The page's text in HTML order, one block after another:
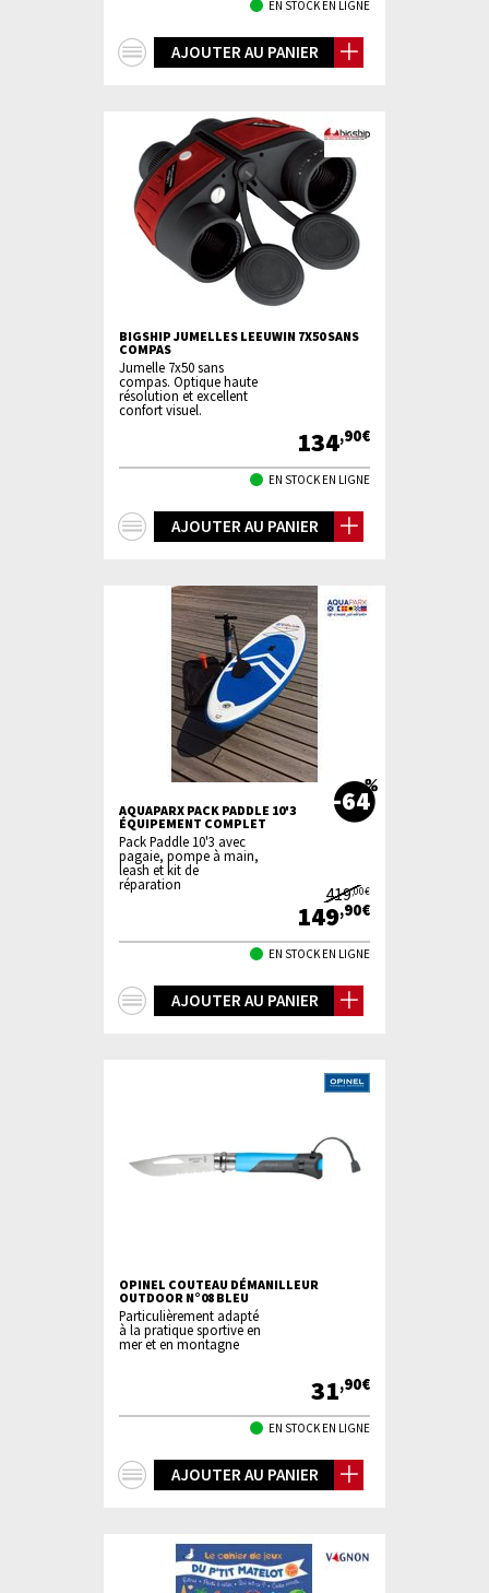
EN STOCK EN LIGNE
AJOUTER AU PANIER
BIGSHIP JUMELLES LEEUWIN 7X50 SANS
COMPAS
Jumelle 7x50 sans
compas. Optique haute
résolution et excellent
confort visuel.
134,90€
EN STOCK EN LIGNE
AJOUTER AU PANIER
AQUAPARX PACK PADDLE 10'3
ÉQUIPEMENT COMPLET
-64
Pack Paddle 10'3 avec
pagaie, pompe à main,
leash et kit de
réparation
419,00€
149,90€
EN STOCK EN LIGNE
AJOUTER AU PANIER
OPINEL COUTEAU DÉMANILLEUR
OUTDOOR N°08 BLEU
Particulièrement adapté
à la pratique sportive en
mer et en montagne
31,90€
EN STOCK EN LIGNE
AJOUTER AU PANIER